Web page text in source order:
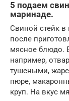
5 подаем
маринаде.
Свиной стейк в
после
мясное блюдо.
например,
тушеными,
пюре,
круп. На вкус